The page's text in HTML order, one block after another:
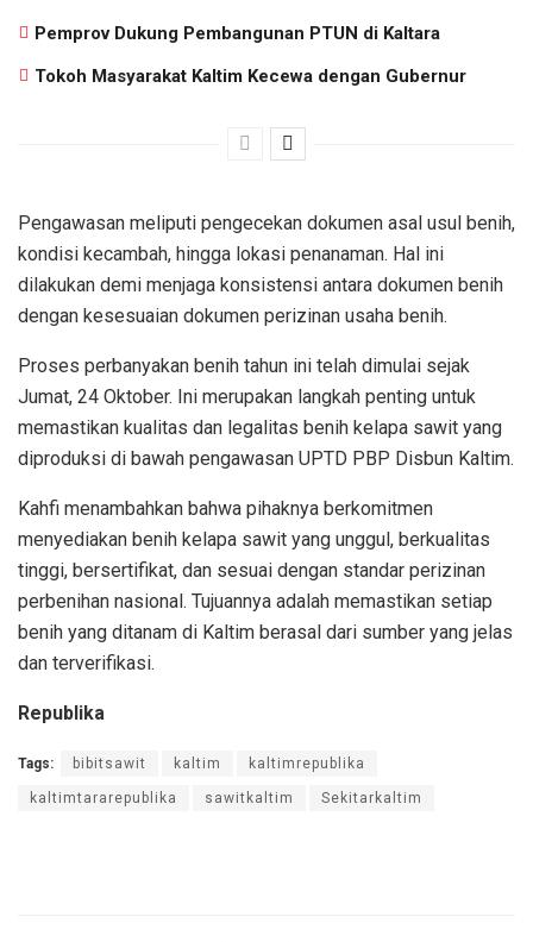
Pemprov Dukung Pembangunan PTUN di Kaltara
Tokoh Masyarakat Kaltim Kecewa dengan Gubernur
Pengawasan meliputi pengecekan dokumen asal usul benih,
kondisi kecambah, hingga lokasi penanaman. Hal ini
dilakukan demi menjaga konsistensi antara dokumen benih
dengan kesesuaian dokumen perizinan usaha benih.
Proses perbanyakan benih tahun ini telah dimulai sejak
Jumat, 24 Oktober. Ini merupakan langkah penting untuk
memastikan kualitas dan legalitas benih kelapa sawit yang
diproduksi di bawah pengawasan UPTD PBP Disbun Kaltim.
Kahfi menambahkan bahwa pihaknya berkomitmen
menyediakan benih kelapa sawit yang unggul, berkualitas
tinggi, bersertifikat, dan sesuai dengan standar perizinan
perbenihan nasional. Tujuannya adalah memastikan setiap
benih yang ditanam di Kaltim berasal dari sumber yang jelas
dan terverifikasi.
Republika
Tags: bibitsawit kaltim kaltimrepublika
kaltimtararepublika sawitkaltim Sekitarkaltim